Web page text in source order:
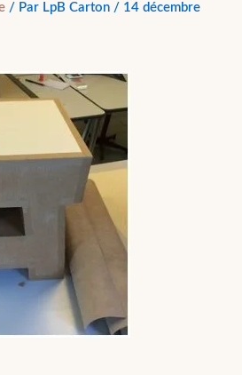
/ Par LpB Carton / 14 décembre